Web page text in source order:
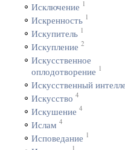
Исключение 1
Искренность 1
Искупитель 1
Искупление 2
Искусственное
оплодотворение 1
Искусственный
Искусство 4
Искушение 4
Ислам 4
Исповедание 1
1